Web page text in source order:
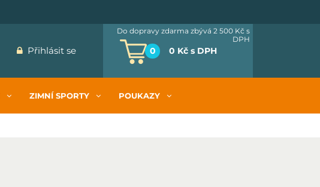
Přihlásit se 0 0 Kč s DPH
Do dopravy zdarma zbývá 2 500 Kč s
DPH
ZIMNÍ SPORTY POUKAZY